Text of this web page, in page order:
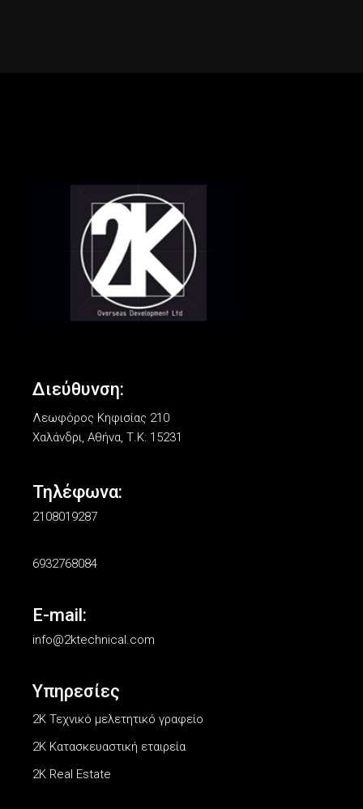
Διεύθυνση:
Λεωφόρος Κηφισίας 210
Χαλάνδρι, Αθήνα, Τ.Κ: 15231
Τηλέφωνα:
2108019287
6932768084
E-mail:
info@2ktechnical.com
Υπηρεσίες
2Κ Τεχνικό μελετητικό γραφείο
2K Κατασκευαστική εταιρεία
2K Real Estate